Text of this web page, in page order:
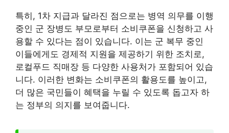
특히, 1차 지급과 달라진 점으로는 병역 의무를 이행
중인 군 장병도 부모로부터 소비쿠폰을 신청하고 사
용할 수 있다는 점이 있습니다. 이는 군 복무 중인
이들에게도 경제적 지원을 제공하기 위한 조치로,
로컬푸드 직매장 등 다양한 사용처가 포함되어 있습
니다. 이러한 변화는 소비쿠폰의 활용도를 높이고,
더 많은 국민들이 혜택을 누릴 수 있도록 돕고자 하
는 정부의 의지를 보여줍니다.